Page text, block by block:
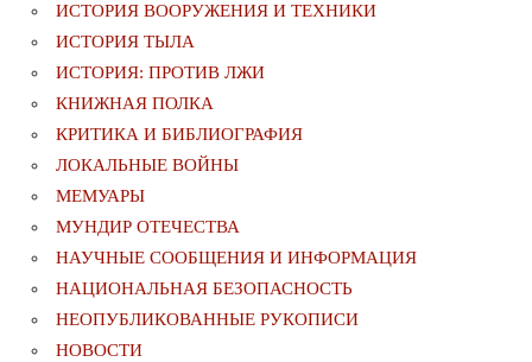
ИСТОРИЯ ВООРУЖЕНИЯ И ТЕХНИКИ
ИСТОРИЯ ТЫЛА
ИСТОРИЯ: ПРОТИВ ЛЖИ
КНИЖНАЯ ПОЛКА
КРИТИКА И БИБЛИОГРАФИЯ
ЛОКАЛЬНЫЕ ВОЙНЫ
МЕМУАРЫ
МУНДИР ОТЕЧЕСТВА
НАУЧНЫЕ СООБЩЕНИЯ И ИНФОРМАЦИЯ
НАЦИОНАЛЬНАЯ БЕЗОПАСНОСТЬ
НЕОПУБЛИКОВАННЫЕ РУКОПИСИ
НОВОСТИ